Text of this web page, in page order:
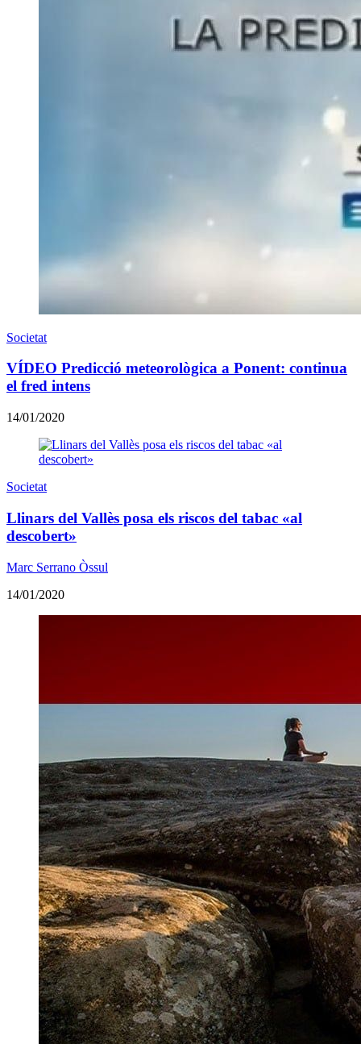
Societat
VÍDEO Predicció meteorològica a Ponent: continua
el fred intens
14/01/2020
Societat
Llinars del Vallès posa els riscos del tabac «al
descobert»
Marc Serrano Òssul
14/01/2020